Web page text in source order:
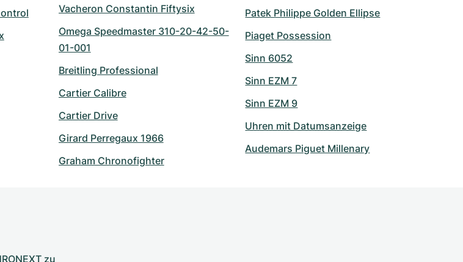
Vacheron Constantin Fiftysix
Omega Speedmaster 310-20-42-50-
01-001
Breitling Professional
Cartier Calibre
Cartier Drive
Girard Perregaux 1966
Graham Chronofighter
Patek Philippe Golden Ellipse
Piaget Possession
Sinn 6052
Sinn EZM 7
Sinn EZM 9
Uhren mit Datumsanzeige
Audemars Piguet Millenary
zu